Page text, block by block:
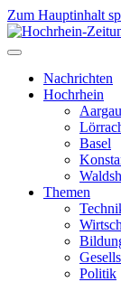
Zum Hauptinhalt
Nachrichten
Hochrhein
Basel
Themen
Politik